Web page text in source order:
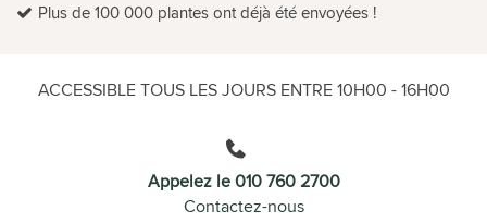
Plus de 100 000 plantes ont déjà été envoyées !
ACCESSIBLE TOUS LES JOURS ENTRE 10H00 - 16H00
Appelez le 010 760 2700
Contactez-nous